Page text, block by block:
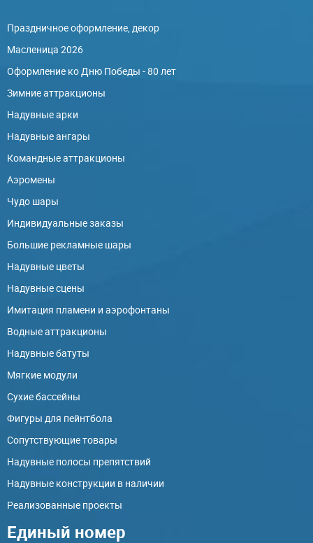
Праздничное оформление, декор
Масленица 2026
Оформление ко Дню Победы - 80 лет
Зимние аттракционы
Надувные арки
Надувные ангары
Командные аттракционы
Аэромены
Чудо шары
Индивидуальные заказы
Большие рекламные шары
Надувные цветы
Надувные сцены
Имитация пламени и аэрофонтаны
Водные аттракционы
Надувные батуты
Мягкие модули
Сухие бассейны
Фигуры для пейнтбола
Сопутствующие товары
Надувные полосы препятствий
Надувные конструкции в наличии
Реализованные проекты
Единый номер